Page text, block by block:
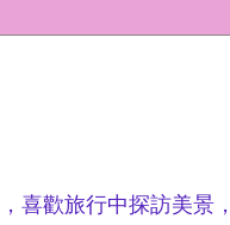
喜歡旅行中探訪美景